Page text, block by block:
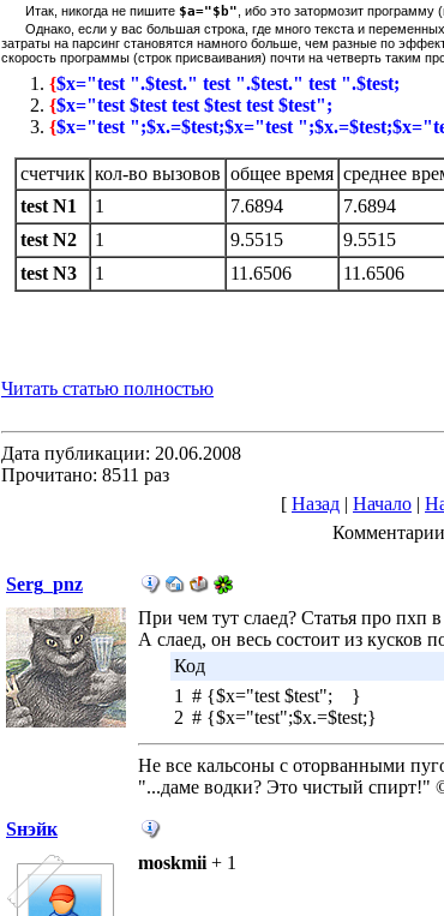
Итак, никогда не пишите $a="$b" , ибо это затормозит программу
Однако, если у вас большая строка, где много текста и
затраты на парсинг становятся намного больше, чем разные по
скорость программы (строк присваивания) почти на четверть таким
{$x="test ".$test." test ".$test." test
{$x="test $test test $test test $test";
{$x="test ";$x.=$test;$x="test
счетчик кол-во вызовов общее вpемя сpеднее
test N1
1 7.6894 7.6894
test N2
1 9.5515 9.5515
test N3
1 11.6506 11.6506
Читать статью полностью
Дата публикации: 20.06.2008
Прочитано: 8511 раз
[ Назад | Начало |
Комментарии
Serg_pnz
При чем тут слаед? Статья про пхп
А слаед, он весь состоит из кусков
Код
1
2
# {$x="test $test"; }
# {$x="test";$x.=$test;}
Не все кальсоны с оторванными
"...даме водки? Это чистый спирт!"
Sнэйк
moskmii + 1